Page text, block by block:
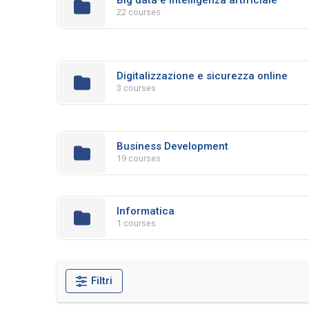
22 courses
Digitalizzazione e sicurezza online
3 courses
Business Development
19 courses
Informatica
1 courses
Filtri